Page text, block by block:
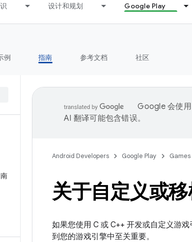
设计和规划 Google Play
例 指南 参考文档 社区
Google 会使用
AI 翻译可能包含错误。
Android Developers Google Play
关于自定义或
如果您使用 C 或 C++ 开发或自定义游
到您的游戏引擎中至关重要。